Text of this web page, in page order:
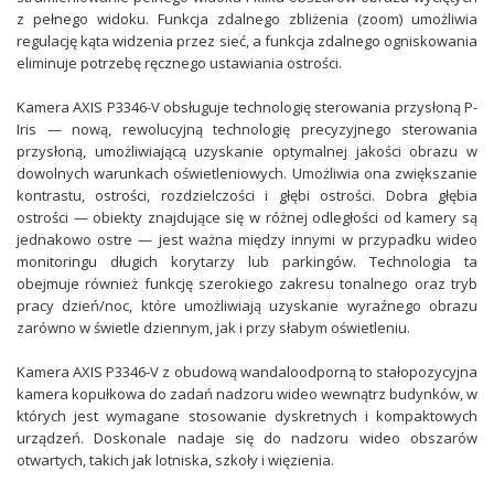
z pełnego widoku. Funkcja zdalnego zbliżenia (zoom) umożliwia
regulację kąta widzenia przez sieć, a funkcja zdalnego ogniskowania
eliminuje potrzebę ręcznego ustawiania ostrości.
Kamera AXIS P3346-V obsługuje technologię sterowania przysłoną P-
Iris — nową, rewolucyjną technologię precyzyjnego sterowania
przysłoną, umożliwiającą uzyskanie optymalnej jakości obrazu w
dowolnych warunkach oświetleniowych. Umożliwia ona zwiększanie
kontrastu, ostrości, rozdzielczości i głębi ostrości. Dobra głębia
ostrości — obiekty znajdujące się w różnej odległości od kamery są
jednakowo ostre — jest ważna między innymi w przypadku wideo
monitoringu długich korytarzy lub parkingów. Technologia ta
obejmuje również funkcję szerokiego zakresu tonalnego oraz tryb
pracy dzień/noc, które umożliwiają uzyskanie wyraźnego obrazu
zarówno w świetle dziennym, jak i przy słabym oświetleniu.
Kamera AXIS P3346-V z obudową wandaloodporną to stałopozycyjna
kamera kopułkowa do zadań nadzoru wideo wewnątrz budynków, w
których jest wymagane stosowanie dyskretnych i kompaktowych
urządzeń. Doskonale nadaje się do nadzoru wideo obszarów
otwartych, takich jak lotniska, szkoły i więzienia.